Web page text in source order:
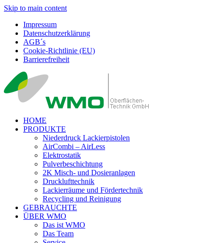
Skip to main content
Impressum
Datenschutzerklärung
AGB´s
Cookie-Richtlinie (EU)
Barrierefreiheit
HOME
PRODUKTE
Niederdruck Lackierpistolen
AirCombi – AirLess
Elektrostatik
Pulverbeschichtung
2K Misch- und Dosieranlagen
Drucklufttechnik
Lackierräume und Fördertechnik
Recycling und Reinigung
GEBRAUCHTE
ÜBER WMO
Das ist WMO
Das Team